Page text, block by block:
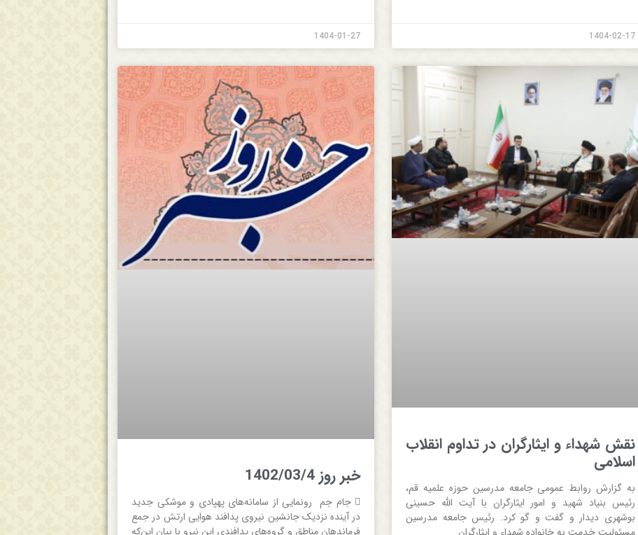
1404-02-17
1404-01-27
نقش شهداء و ایثارگران در تداوم انقلاب
اسلامی
به گزارش روابط عمومی جامعه مدرسین حوزه علمیه قم،
رئیس بنیاد شهید و امور ایثارگران با آیت الله حسینی
بوشهری دیدار و گفت و گو کرد. رئیس جامعه مدرسین
خبر روز 1402/03/4
 جام جم رونمایی از سامانه‌های پهپادی و موشکی جدید
در آینده نزدیک جانشین نیروی پدافند هوایی ارتش در جمع
فرماندهان مناطق و گروه‌های پدافندی این نیرو با بیان این‌که